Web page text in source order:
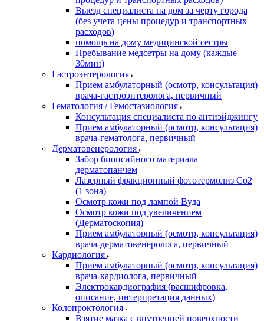
Выезд специалиста на дом за черту города
(без учета цены процедур и транспортных
расходов)
помощь на дому медицинской сестры
Пребывание медсетры на дому (каждые
30мин)
Гастроэнтерология
Прием амбулаторный (осмотр, консультация)
врача-гастроэнтеролога, первичный
Гематология / Гемостазиология
Консультация специалиста по антиэйджингу
Прием амбулаторный (осмотр, консультация)
врача-гематолога, первичный
Дерматовенерология
Забор биопсийного материала
дерматопанчем
Лазерный фракционный фототермолиз Со2
(1 зона)
Осмотр кожи под лампой Вуда
Осмотр кожи под увеличением
(Дерматоскопия)
Прием амбулаторный (осмотр, консультация)
врача-дерматовенеролога, первичный
Кардиология
Прием амбулаторный (осмотр, консультация)
врача-кардиолога, первичный
Электрокардиография (расшифровка,
описание, интерпретация данных)
Колопроктология
Взятие мазка с внутренней поверхности